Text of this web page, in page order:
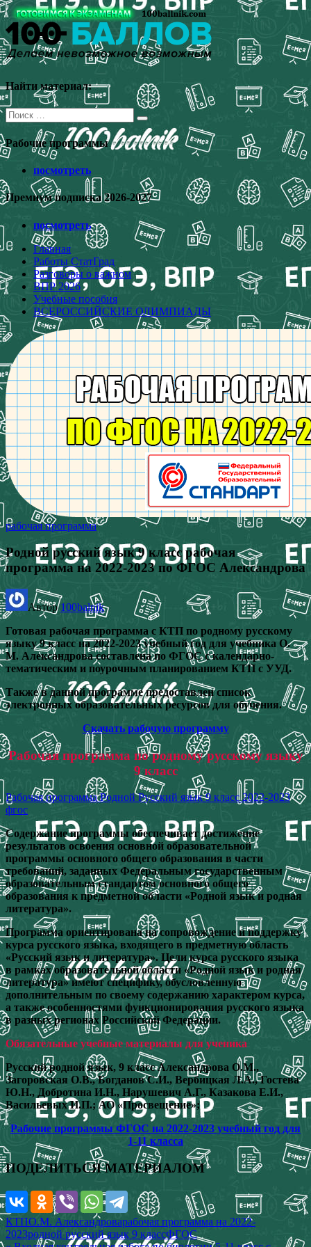
Перейти
к
содержимому
Найти материал:
Поиск
для:
Рабочие программы
посмотреть
Премиум подписка 2026-2027
посмотреть
Главная
Работы СтатГрад
Разговоры о важном
ВПР 2026
Учебные пособия
ВСЕРОССИЙСКИЕ ОЛИМПИАДЫ
рабочая программа
Родной русский язык 9 класс рабочая
программа на 2022-2023 по ФГОС Александрова
Автор100balnik
Готовая рабочая программа с КТП по родному русскому
языку 9 класс на 2022-2023 учебный год для учебника О.
М. Александрова составлена по ФГОС с календарно-
тематическим и поурочным планированием КТП с УУД.
Также в данной программе предоставлен список
электронных образовательных ресурсов для обучения.
Скачать рабочую программу
Рабочая программа по родному русскому языку
9 класс
Рабочая программа Родной Русский язык 9 класс 2022-2023
фгос
Содержание программы обеспечивает достижение
результатов освоения основной образовательной
программы основного общего образования в части
требований, заданных Федеральным государственным
образовательным стандартом основного общего
образования к предметной области «Родной язык и родная
литература».
Программа ориентирована на сопровождение и поддержку
курса русского языка, входящего в предметную область
«Русский язык и литература». Цели курса русского языка
в рамках образовательной области «Родной язык и родная
литература» имеют специфику, обусловленную
дополнительным по своему содержанию характером курса,
а также особенностями функционирования русского языка
в разных регионах Российской Федерации.
Обязательные учебные материалы для ученика
Русский родной язык, 9 класс Александрова О.М.,
Загоровская О.В., Богданов С.И., Вербицкая Л.А., Гостева
Ю.Н., Добротина И.Н., Нарушевич А.Г., Казакова Е.И.,
Васильевых И.П.; АО «Просвещение»;
Рабочие программы ФГОС на 2022-2023 учебный год для
1-11 класса
ПОДЕЛИТЬСЯ МАТЕРИАЛОМ
КТПО.М. Александроварабочая программа на 2022-
2023родной русский язык 9 классФГОС